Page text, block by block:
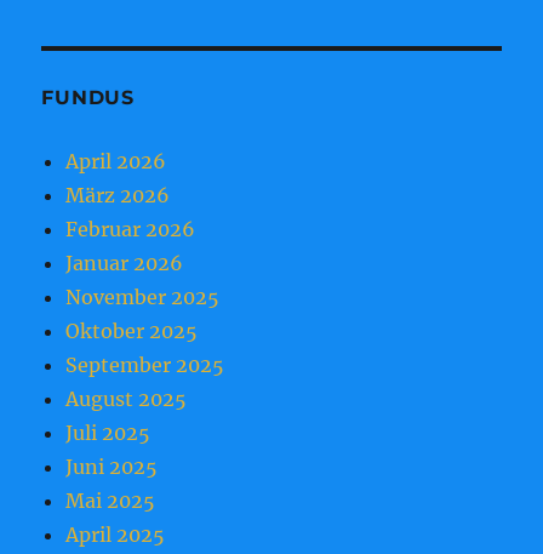
FUNDUS
April 2026
März 2026
Februar 2026
Januar 2026
November 2025
Oktober 2025
September 2025
August 2025
Juli 2025
Juni 2025
Mai 2025
April 2025